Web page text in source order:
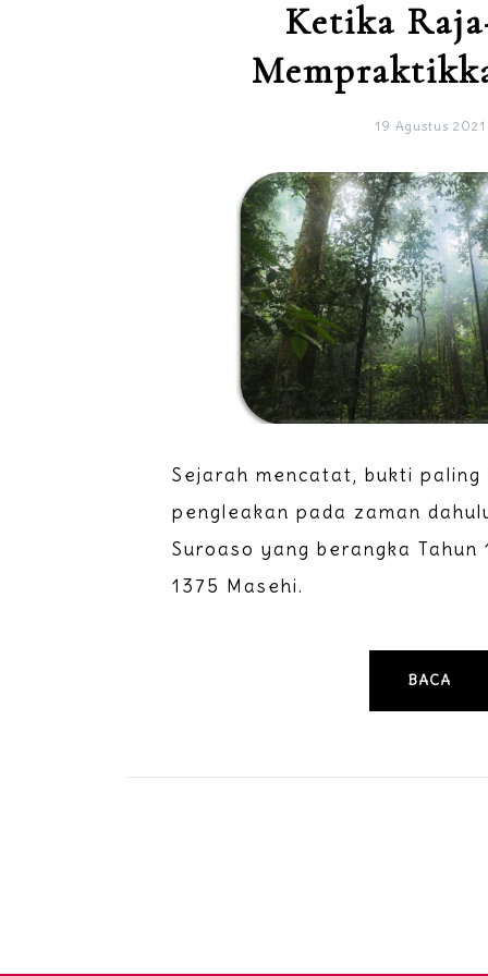
Ketika
19 Agustus 2021
Sejarah mencatat, bukti
pengleakan pada zaman
Suroaso yang berangka Tahun
1375 Masehi.
BACA